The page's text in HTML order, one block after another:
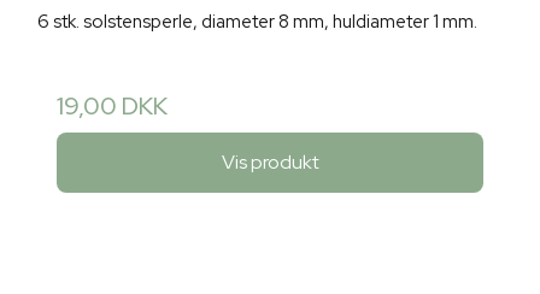
6 stk. solstensperle, diameter 8 mm, huldiameter 1 mm.
19,00 DKK
Vis produkt